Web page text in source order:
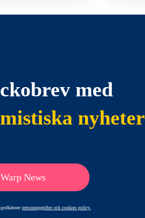
med
nyheter
News
personuppgifter och cookies policy.